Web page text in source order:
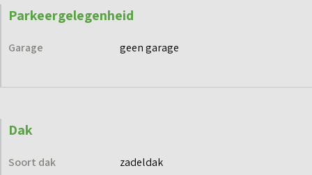
Parkeergelegenheid
Garage geen garage
Dak
Soort dak zadeldak